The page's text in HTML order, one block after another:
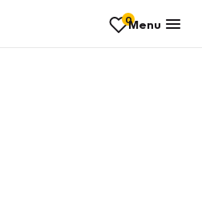
0Menu